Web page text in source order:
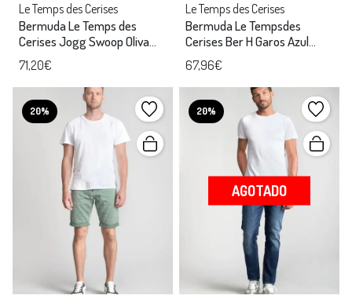
Le Temps des Cerises
Bermuda Le Temps des
Cerises Jogg Swoop Oliva
hombre
71,20€
Le Temps des Cerises
Bermuda Le Tempsdes
Cerises Ber H Garos Azul
hombre
67,96€
20% 20%
AGOTADO